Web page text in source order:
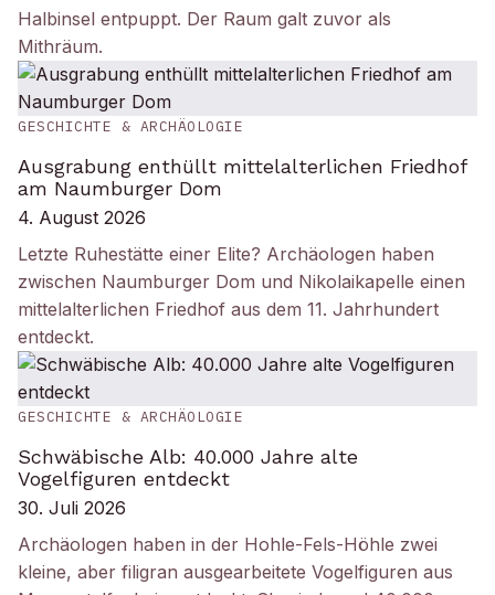
Halbinsel entpuppt. Der Raum galt zuvor als
Mithräum.
GESCHICHTE & ARCHÄOLOGIE
Ausgrabung enthüllt mittelalterlichen Friedhof
am Naumburger Dom
4. August 2026
Letzte Ruhestätte einer Elite? Archäologen haben
zwischen Naumburger Dom und Nikolaikapelle einen
mittelalterlichen Friedhof aus dem 11. Jahrhundert
entdeckt.
GESCHICHTE & ARCHÄOLOGIE
Schwäbische Alb: 40.000 Jahre alte
Vogelfiguren entdeckt
30. Juli 2026
Archäologen haben in der Hohle-Fels-Höhle zwei
kleine, aber filigran ausgearbeitete Vogelfiguren aus